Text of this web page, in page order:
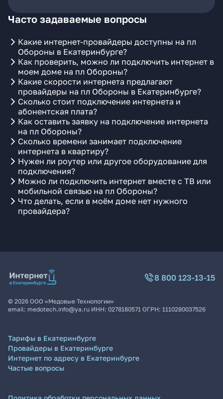
Часто задаваемые вопросы
Какие интернет-провайдеры доступны на пл
Обороны в Екатеринбурге?
Как проверить, можно ли подключить интернет в
моем доме на пл Обороны?
Какие скорости интернета предлагают
провайдеры на пл Обороны в Екатеринбурге?
Сколько стоит подключение интернета и
абонентская плата?
Как оставить заявку на подключение интернета
на пл Обороны?
Сколько времени занимает подключение
интернета в квартиру?
Нужен ли роутер или другое оборудование для
подключения?
Можно ли подключить интернет вместе с ТВ или
мобильной связью на пл Обороны?
Что делать, если в моём доме нет нужного
провайдера?
8 800 123-13-15
© 2026 ООО «Медовые Технологии»
email: medotech.info@ya.ru ИНН: 0278180571 ОГРН: 1110280037526
Тарифы в Екатеринбурге
Провайдеры в Екатеринбурге
Интернет по адресу в Екатеринбурге
Частые вопросы